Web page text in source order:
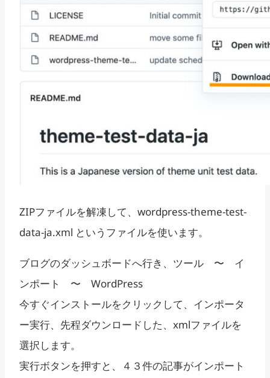
ZIPファイルを解凍して、wordpress-theme-test-
data-ja.xml というファイルを使います。
ブログのダッシュボードへ行き、ツール 〜 イ
ンポート 〜 WordPress
今すぐインストールをクリックして、インポータ
ー実行、先程ダウンロードした、xmlファイルを
選択します。
実行ボタンを押すと、４３件の記事がインポート